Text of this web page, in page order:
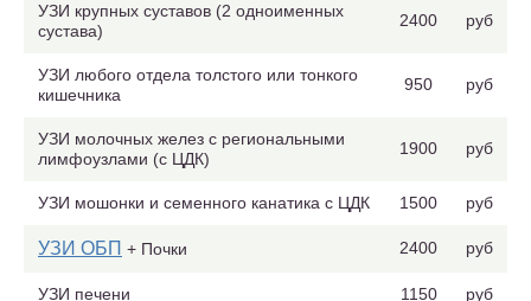
УЗИ крупных суставов (2 одноименных
сустава)
2400 руб
УЗИ любого отдела толстого или тонкого
кишечника
950 руб
УЗИ молочных желез с региональными
лимфоузлами (с ЦДК)
1900 руб
УЗИ мошонки и семенного канатика с ЦДК 1500 руб
УЗИ ОБП + Почки 2400 руб
УЗИ печени 1150 руб